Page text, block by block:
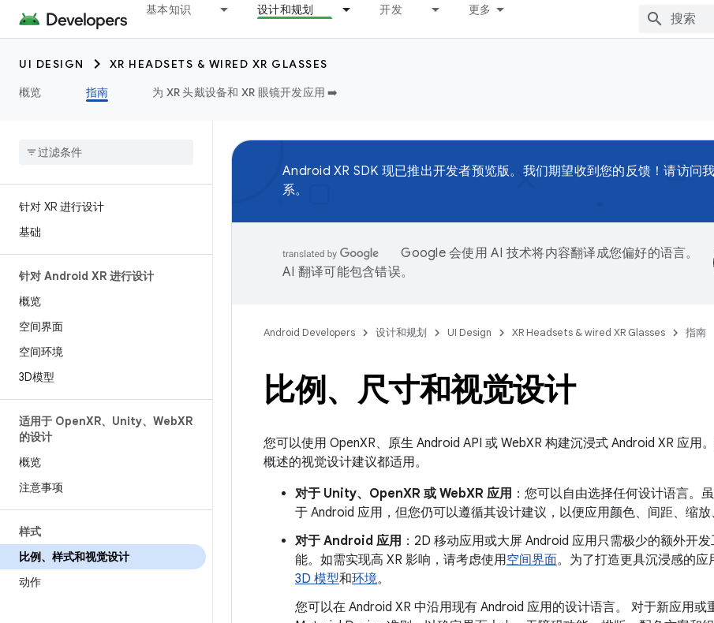
基本知识 设计和规划 开发 更多
UI DESIGN
XR HEADSETS & WIRED XR GLASSES
概览
指南 为 XR 头戴设备和 XR 眼镜开发应用 ➡️
针对 XR 进行设计
基础
针对 Android XR 进行设计
概览
空间界面
空间环境
3D模型
适用于 OpenXR、Unity、WebXR
的设计
概览
注意事项
样式
比例、样式和视觉设计
动作
Android XR SDK 现已推出开发者预览版。我们期望收到您的反馈！请访问
系。
Google 会使用 AI 技术将内容翻译成您偏好的语言。
AI 翻译可能包含错误。
Android Developers 设计和规划 UI Design XR Headsets & wired XR Glasses 指南
比例、尺寸和视觉设计
您可以使用 OpenXR、原生 Android API 或 WebXR 构建沉浸式 Android XR 应用
概述的视觉设计建议都适用。
对于 Unity、OpenXR 或 WebXR 应用 ：您可以自由选择任何设计语言。
于 Android 应用，但您仍可以遵循其设计建议，以便应用颜色、间距、缩放
对于 Android 应用 ：2D 移动应用或大屏 Android 应用只需极少的额外开
能。如需实现高 XR 影响，请考虑使用空间界面。为了打造更具沉浸感的
3D 模型和环境。
您可以在 Android XR 中沿用现有 Android 应用的设计语言。 对于新应用